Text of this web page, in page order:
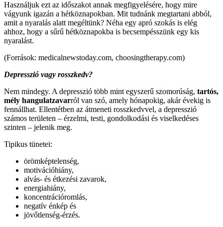
Használjuk ezt az időszakot annak megfigyelésére, hogy mire
vágyunk igazán a hétköznapokban. Mit tudnánk megtartani abból,
amit a nyaralás alatt megéltünk? Néha egy apró szokás is elég
ahhoz, hogy a sűrű hétköznapokba is becsempésszünk egy kis
nyaralást.
(Források: medicalnewstoday.com, choosingtherapy.com)
Depresszió vagy rosszkedv?
Nem mindegy. A depresszió több mint egyszerű szomorúság, tartós,
mély hangulatzavarról van szó, amely hónapokig, akár évekig is
fennállhat. Ellentétben az átmeneti rosszkedvvel, a depresszió
számos területen – érzelmi, testi, gondolkodási és viselkedéses
szinten – jelenik meg.
Tipikus tünetei:
örömképtelenség,
motivációhiány,
alvás- és étkezési zavarok,
energiahiány,
koncentrációromlás,
negatív énkép és
jövőtlenség-érzés.